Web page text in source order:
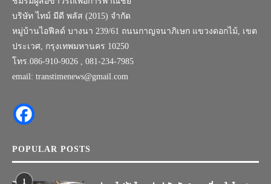
บริษัท ไทม์ มีดี พลัส (2015) จำกัด
หมู่บ้านไอฟีลด์ บางนา 239/61 ถนนกาญจนาภิเษก แขวงดอกไม้, เขต
ประเวศ, กรุงเทพมหานคร 10250
โทร.086-910-9026 , 081-234-7985
email: transtimenews@gmail.com
POPULAR POSTS
1